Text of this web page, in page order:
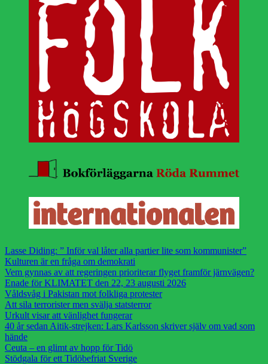
Lasse Diding: ” Inför val låter alla partier lite som kommunister”
Kulturen är en fråga om demokrati
Vem gynnas av att regeringen prioriterar flyget framför järnvägen?
Enade för KLIMATET den 22, 23 augusti 2026
Våldsvåg i Pakistan mot folkliga protester
Att sila terrorister men svälja statsterror
Urkult visar att vänlighet fungerar
40 år sedan Aitik-strejken: Lars Karlsson skriver själv om vad som
hände
Ceuta – en glimt av hopp för Tidö
Stödgala för ett Tidöbefriat Sverige